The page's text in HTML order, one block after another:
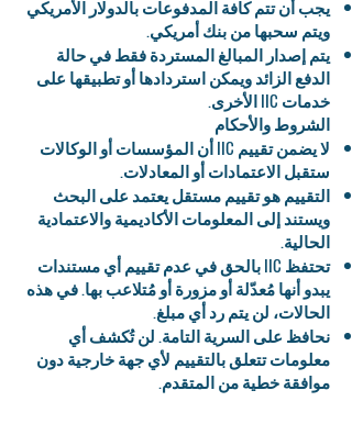
يجب أن تتم كافة المدفوعات بالدولار الأمريكي
ويتم سحبها من بنك أمريكي.
يتم إصدار المبالغ المستردة فقط في حالة
الدفع الزائد ويمكن استردادها أو تطبيقها على
خدمات IIC الأخرى.
الشروط والأحكام
لا يضمن تقييم IIC أن المؤسسات أو الوكالات
ستقبل الاعتمادات أو المعادلات.
التقييم هو تقييم مستقل يعتمد على البحث
ويستند إلى المعلومات الأكاديمية والاعتمادية
الحالية.
تحتفظ IIC بالحق في عدم تقييم أي مستندات
يبدو أنها مُعدّلة أو مزورة أو مُتلاعب بها. في هذه
الحالات، لن يتم رد أي مبلغ.
نحافظ على السرية التامة. لن تُكشف أي
معلومات تتعلق بالتقييم لأي جهة خارجية دون
موافقة خطية من المتقدم.